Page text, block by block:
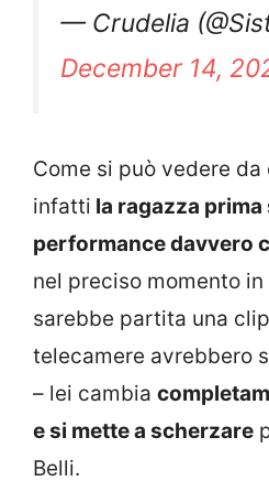
— Crudelia
December 14,
Come si può vedere
infatti la ragazza
performance davvero
nel preciso momento
sarebbe partita una
telecamere avrebbero
– lei cambia
e si mette a scherzare
Belli.